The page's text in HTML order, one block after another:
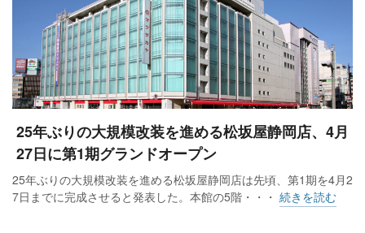
25年ぶりの大規模改装を進める松坂屋静岡店、4月
27日に第1期グランドオープン
25年ぶりの大規模改装を進める松坂屋静岡店は先頃、第1期を4月2
7日までに完成させると発表した。本館の5階・・・ 続きを読む